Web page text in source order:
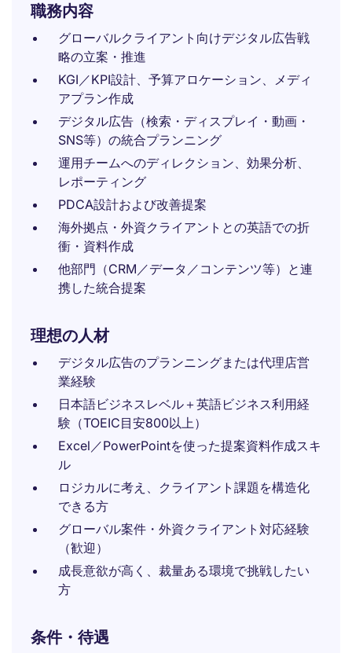
職務内容
グローバルクライアント向けデジタル広告戦
略の立案・推進
KGI／KPI設計、予算アロケーション、メディ
アプラン作成
デジタル広告（検索・ディスプレイ・動画・
SNS等）の統合プランニング
運用チームへのディレクション、効果分析、
レポーティング
PDCA設計および改善提案
海外拠点・外資クライアントとの英語での折
衝・資料作成
他部門（CRM／データ／コンテンツ等）と連
携した統合提案
理想の人材
デジタル広告のプランニングまたは代理店営
業経験
日本語ビジネスレベル＋英語ビジネス利用経
験（TOEIC目安800以上）
Excel／PowerPointを使った提案資料作成スキ
ル
ロジカルに考え、クライアント課題を構造化
できる方
グローバル案件・外資クライアント対応経験
（歓迎）
成長意欲が高く、裁量ある環境で挑戦したい
方
条件・待遇